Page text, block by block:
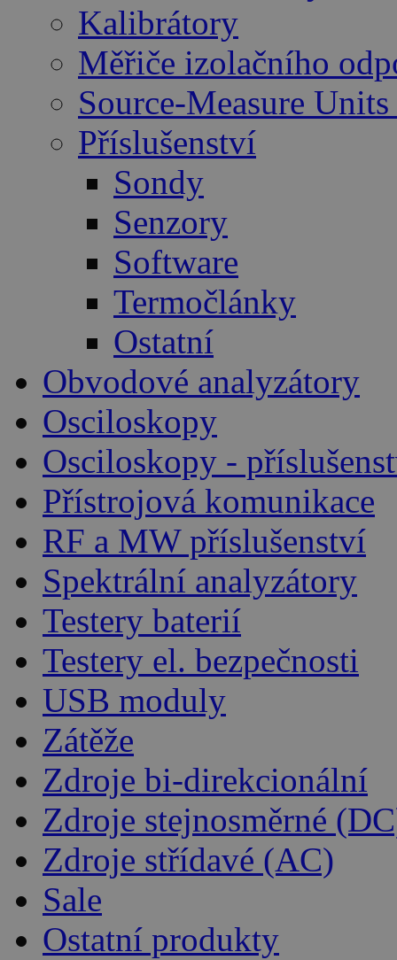
Kalibrátory
Měřiče izolačního
Source-Measure
Příslušenství
Sondy
Senzory
Software
Termočlánky
Ostatní
Obvodové analyzátory
Osciloskopy
Osciloskopy -
Přístrojová komunikace
RF a MW příslušenství
Spektrální analyzátory
Testery baterií
Testery el. bezpečnosti
USB moduly
Zátěže
Zdroje bi-direkcionální
Zdroje stejnosměrné
Zdroje střídavé (AC)
Sale
Ostatní produkty